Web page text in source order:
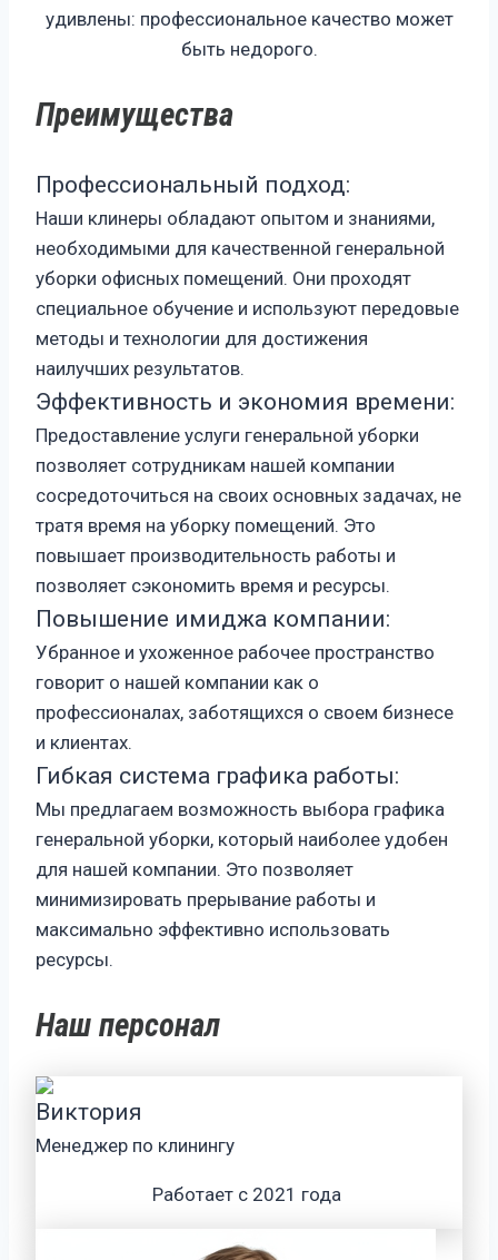
удивлены: профессиональное качество может
быть недорого.
Преимущества
Профессиональный подход:
Наши клинеры обладают опытом и знаниями,
необходимыми для качественной генеральной
уборки офисных помещений. Они проходят
специальное обучение и используют передовые
методы и технологии для достижения
наилучших результатов.
Эффективность и экономия времени:
Предоставление услуги генеральной уборки
позволяет сотрудникам нашей компании
сосредоточиться на своих основных задачах, не
тратя время на уборку помещений. Это
повышает производительность работы и
позволяет сэкономить время и ресурсы.
Повышение имиджа компании:
Убранное и ухоженное рабочее пространство
говорит о нашей компании как о
профессионалах, заботящихся о своем бизнесе
и клиентах.
Гибкая система графика работы:
Мы предлагаем возможность выбора графика
генеральной уборки, который наиболее удобен
для нашей компании. Это позволяет
минимизировать прерывание работы и
максимально эффективно использовать
ресурсы.
Наш персонал
Виктория
Менеджер по клинингу
Работает с 2021 года